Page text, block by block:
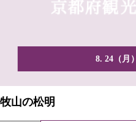
8. 24（月）
牧山の松明